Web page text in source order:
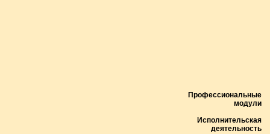
Профессиональные
модули
Исполнительская
деятельность